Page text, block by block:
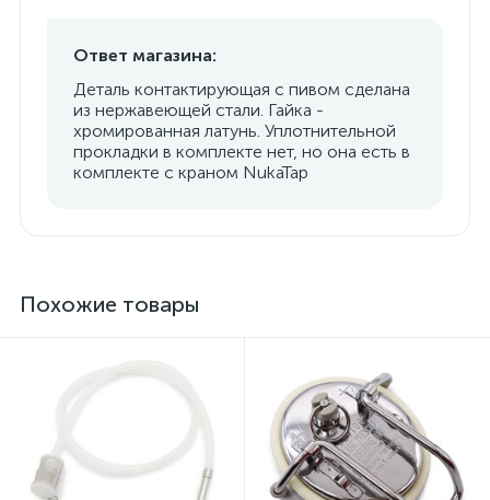
Ответ магазина:
Деталь контактирующая с пивом сделана
из нержавеющей стали. Гайка -
хромированная латунь. Уплотнительной
прокладки в комплекте нет, но она есть в
комплекте с краном NukaTap
Похожие товары